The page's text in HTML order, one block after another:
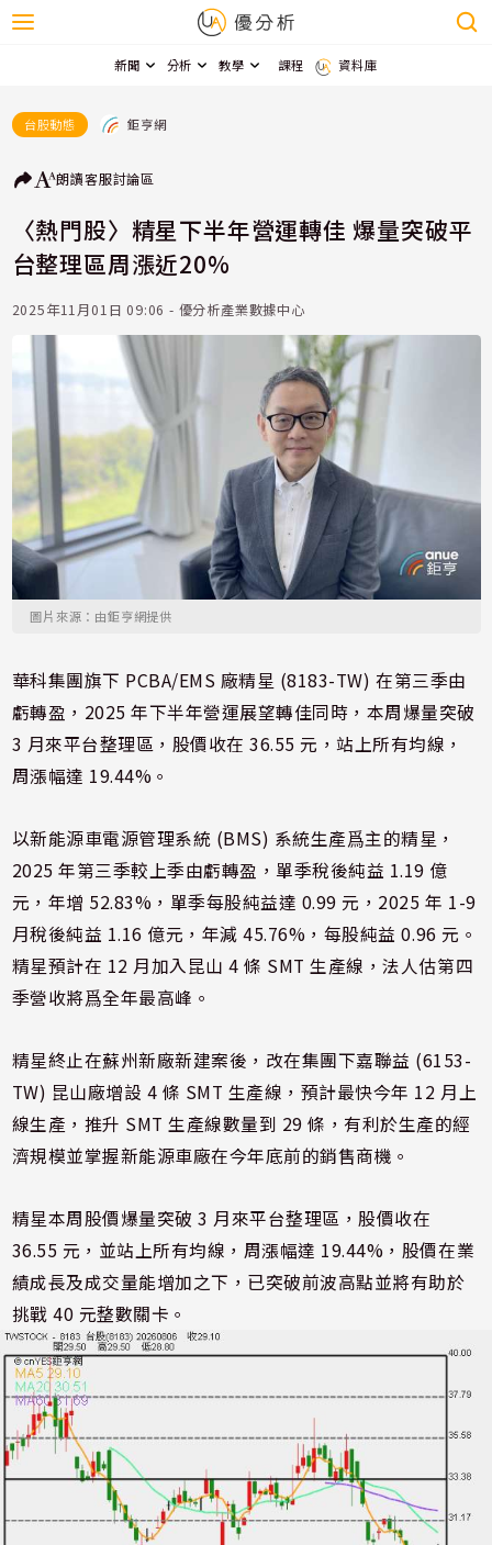
新聞 分析 教學 課程 資料庫
台股動態 鉅亨網
朗讀客服討論區
〈熱門股〉精星下半年營運轉佳 爆量突破平
台整理區周漲近20%
2025年11月01日 09:06 - 優分析產業數據中心
圖片來源：由鉅亨網提供
華科集團旗下 PCBA/EMS 廠精星 (8183-TW) 在第三季由
虧轉盈，2025 年下半年營運展望轉佳同時，本周爆量突破
3 月來平台整理區，股價收在 36.55 元，站上所有均線，
周漲幅達 19.44%。
以新能源車電源管理系統 (BMS) 系統生產爲主的精星，
2025 年第三季較上季由虧轉盈，單季稅後純益 1.19 億
元，年增 52.83%，單季每股純益達 0.99 元，2025 年 1-9
月稅後純益 1.16 億元，年減 45.76%，每股純益 0.96 元。
精星預計在 12 月加入昆山 4 條 SMT 生產線，法人估第四
季營收將爲全年最高峰。
精星終止在蘇州新廠新建案後，改在集團下嘉聯益 (6153-
TW) 昆山廠增設 4 條 SMT 生產線，預計最快今年 12 月上
線生產，推升 SMT 生產線數量到 29 條，有利於生產的經
濟規模並掌握新能源車廠在今年底前的銷售商機。
精星本周股價爆量突破 3 月來平台整理區，股價收在
36.55 元，並站上所有均線，周漲幅達 19.44%，股價在業
績成長及成交量能增加之下，已突破前波高點並將有助於
挑戰 40 元整數關卡。